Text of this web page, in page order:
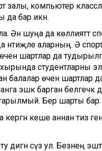
залы, компьютер
да бар икән.
Әнә шуңа да көллияттә
аларның. Ә
шартлар да
студентларны
балалар өчен шартлар
эшкә барган белгечкә
Бер шарты
кергән кеше аннан тиз
сүз ул. Безнең эштә